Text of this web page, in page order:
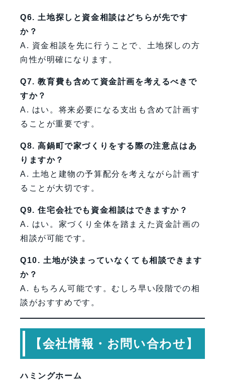
Q6. 土地探しと資金相談はどちらが先です
か？
A. 資金相談を先に行うことで、土地探しの方
向性が明確になります。
Q7. 教育費も含めて資金計画を考えるべきで
すか？
A. はい。将来必要になる支出も含めて計画す
ることが重要です。
Q8. 高鍋町で家づくりをする際の注意点はあ
りますか？
A. 土地と建物の予算配分を考えながら計画す
ることが大切です。
Q9. 住宅会社でも資金相談はできますか？
A. はい。家づくり全体を踏まえた資金計画の
相談が可能です。
Q10. 土地が決まっていなくても相談できます
か？
A. もちろん可能です。むしろ早い段階での相
談がおすすめです。
【会社情報・お問い合わせ】
ハミングホーム